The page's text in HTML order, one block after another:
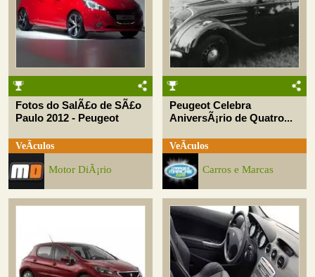
Fotos do SalÃ£o de SÃ£o
Paulo 2012 - Peugeot
VeÃ­culos
Motor DiÃ¡rio
Peugeot Celebra
AniversÃ¡rio de Quatro...
VeÃ­culos
Carros e Marcas